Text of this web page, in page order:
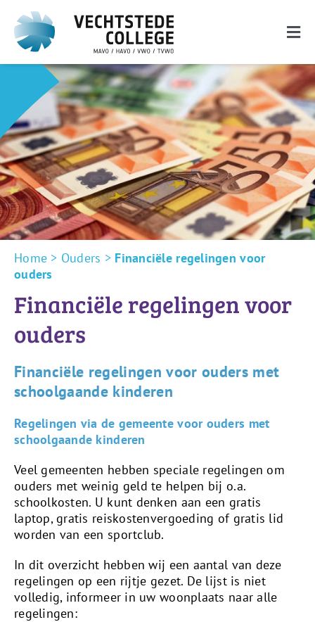
naar
inhoud
De school
Onderwijs
Ouders
Leerlingen
Nieuwe leerlingen
Zoeken
naar:
Home > Ouders > Financiële regelingen voor
ouders
Financiële regelingen voor
ouders
Financiële regelingen voor ouders met
schoolgaande kinderen
Regelingen via de gemeente voor ouders met
schoolgaande kinderen
Veel gemeenten hebben speciale regelingen om
ouders met weinig geld te helpen bij o.a.
schoolkosten. U kunt denken aan een gratis
laptop, gratis reiskostenvergoeding of gratis lid
worden van een sportclub.
In dit overzicht hebben wij een aantal van deze
regelingen op een rijtje gezet. De lijst is niet
volledig, informeer in uw woonplaats naar alle
regelingen: